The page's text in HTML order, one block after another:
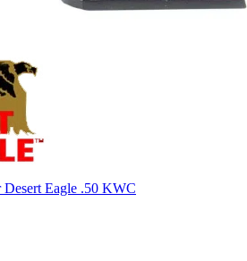
Desert Eagle .50 KWC